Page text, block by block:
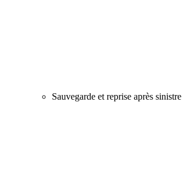
Sauvegarde et reprise après sinistre